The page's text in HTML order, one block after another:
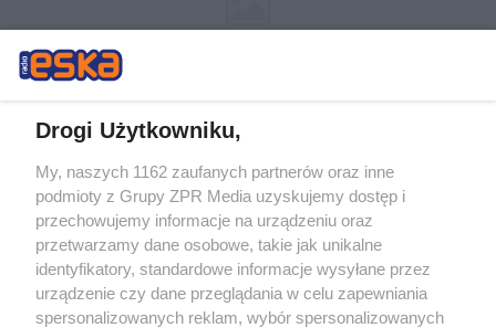
Drogi Użytkowniku,
My, naszych 1162 zaufanych partnerów oraz inne
podmioty z Grupy ZPR Media uzyskujemy dostęp i
przechowujemy informacje na urządzeniu oraz
przetwarzamy dane osobowe, takie jak unikalne
identyfikatory, standardowe informacje wysyłane przez
urządzenie czy dane przeglądania w celu zapewniania
spersonalizowanych reklam, wybór spersonalizowanych